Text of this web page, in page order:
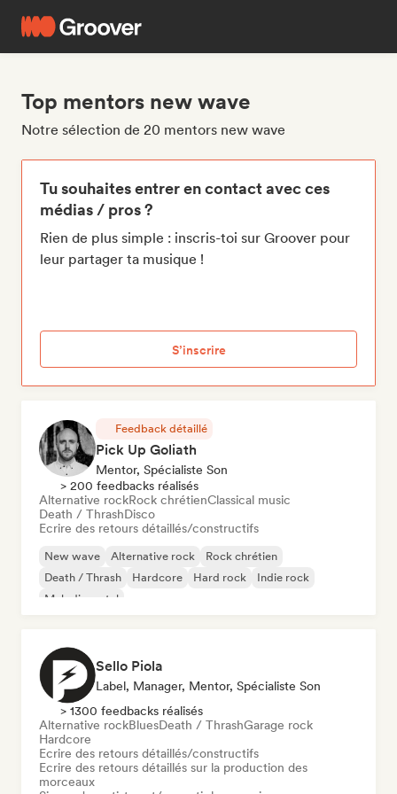
Top mentors new wave
Notre sélection de 20 mentors new wave
Tu souhaites entrer en contact avec ces
médias / pros ?
Rien de plus simple : inscris-toi sur Groover pour
leur partager ta musique !
S’inscrire
Feedback détaillé
Pick Up Goliath
Mentor, Spécialiste Son
> 200 feedbacks réalisés
Alternative rockRock chrétienClassical music
Death / ThrashDisco
Ecrire des retours détaillés/constructifs
New wave Alternative rock
Rock chrétien
Death / Thrash
Hardcore Hard rock
Indie rock
Melodic metal
Sello Piola
Label, Manager, Mentor, Spécialiste Son
> 1300 feedbacks réalisés
Alternative rockBluesDeath / ThrashGarage rock
Hardcore
Ecrire des retours détaillés/constructifs
Ecrire des retours détaillés sur la production des
morceaux